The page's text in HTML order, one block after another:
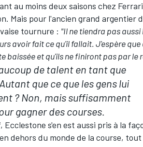
au moins deux saisons chez
Mais pour l'ancien grand argentier
tournure : "Il ne tiendra pas
avoir fait ce qu'il fallait. J'espère que
baissée et qu'ils ne finiront pas par le
de talent en tant que
que ce que les gens lui
? Non, mais suffisamment
gagner des courses.
s'en est aussi pris à la
dehors du monde de la course,